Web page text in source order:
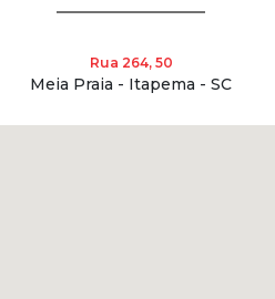
Rua 264, 50
Meia Praia - Itapema - SC